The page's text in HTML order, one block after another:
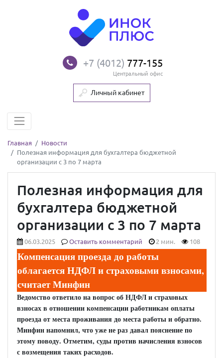
+7 (4012) 777-155
Центральный офис
Личный кабинет
Главная
Новости
Полезная информация для бухгалтера бюджетной
организации с 3 по 7 марта
Полезная информация для
бухгалтера бюджетной
организации с 3 по 7 марта
06.03.2025 Оставить комментарий 2 мин. 108
Компенсация проезда до работы
облагается НДФЛ и страховыми взносами,
считает Минфин
Ведомство ответило на вопрос об НДФЛ и страховых
взносах в отношении компенсации работникам оплаты
проезда от места проживания до места работы и обратно.
Минфин напомнил, что уже не раз давал пояснение по
этому поводу. Отметим, суды против начисления взносов
с возмещения таких расходов.